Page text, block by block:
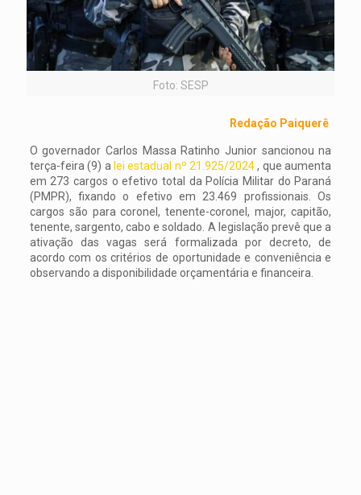
Foto: SESP
Redação Paiquerê
O governador Carlos Massa Ratinho Junior sancionou na
terça-feira (9) a lei estadual nº 21.925/2024 , que aumenta
em 273 cargos o efetivo total da Polícia Militar do Paraná
(PMPR), fixando o efetivo em 23.469 profissionais. Os
cargos são para coronel, tenente-coronel, major, capitão,
tenente, sargento, cabo e soldado. A legislação prevê que a
ativação das vagas será formalizada por decreto, de
acordo com os critérios de oportunidade e conveniência e
observando a disponibilidade orçamentária e financeira.